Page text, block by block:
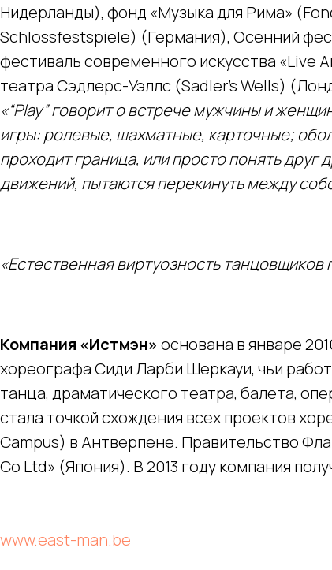
Нидерланды), фонд «Музыка для Рима»
Schlossfestspiele) (Германия), Осенний
фестиваль современного искусства
театра Сэдлерс-Уэллс (Sadler’s Wells)
«“Play” говорит о встрече мужчины и
игры: ролевые, шахматные, карточные;
проходит граница, или просто понять друг
движений, пытаются перекинуть между
«Естественная виртуозность
Компания «Истмэн» основана в январе
хореографа Сиди Ларби Шеркауи, чьи
танца, драматического театра, балета,
стала точкой схождения всех проектов
Campus) в Антверпене. Правительство
Co Ltd» (Япония). В 2013 году компания
www.east-man.be